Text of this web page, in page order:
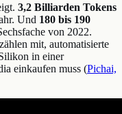
3,2 Billiarden Tokens
Und 180 bis 190
von 2022.
mit, automatisierte
in einer
einkaufen muss (Pichai,